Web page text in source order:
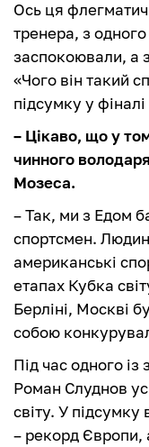
Ось ця
тренера, з
заспокоювали, а
«Чого він такий
підсумку у
– Цікаво, що у
чинного
Мозеса.
– Так, ми з Едом
спортсмен.
американські
етапах Кубка
Берліні, Москві
собою
Під час одного із
Роман Слуднов
світу. У підсумку
– рекорд Європи,